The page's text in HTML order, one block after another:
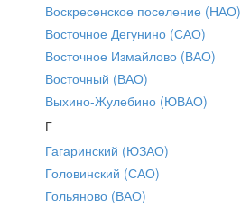
Воскресенское поселение (НАО)
Восточное Дегунино (САО)
Восточное Измайлово (ВАО)
Восточный (ВАО)
Выхино-Жулебино (ЮВАО)
Г
Гагаринский (ЮЗАО)
Головинский (САО)
Гольяново (ВАО)